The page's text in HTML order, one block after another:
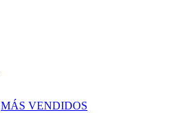
MÁS VENDIDOS